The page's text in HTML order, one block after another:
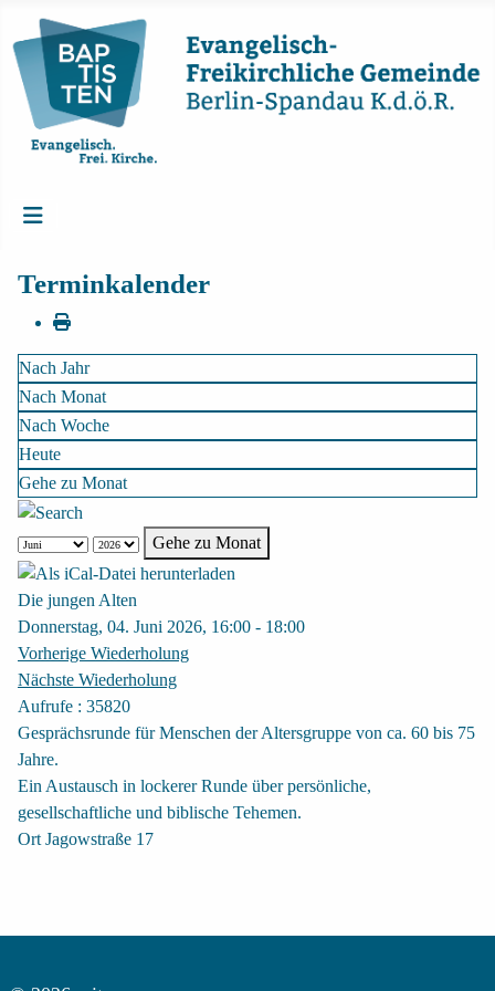
Terminkalender
Nach Jahr
Nach Monat
Nach Woche
Heute
Gehe zu Monat
Gehe zu Monat
Die jungen Alten
Donnerstag, 04. Juni 2026, 16:00 - 18:00
Vorherige Wiederholung
Nächste Wiederholung
Aufrufe : 35820
Gesprächsrunde für Menschen der Altersgruppe von ca. 60 bis 75
Jahre.
Ein Austausch in lockerer Runde über persönliche,
gesellschaftliche und biblische Tehemen.
Ort Jagowstraße 17